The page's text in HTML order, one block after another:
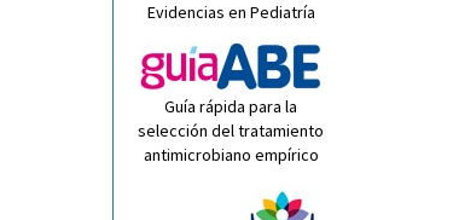
Evidencias en Pediatría
Guía rápida para la
selección del tratamiento
antimicrobiano empírico